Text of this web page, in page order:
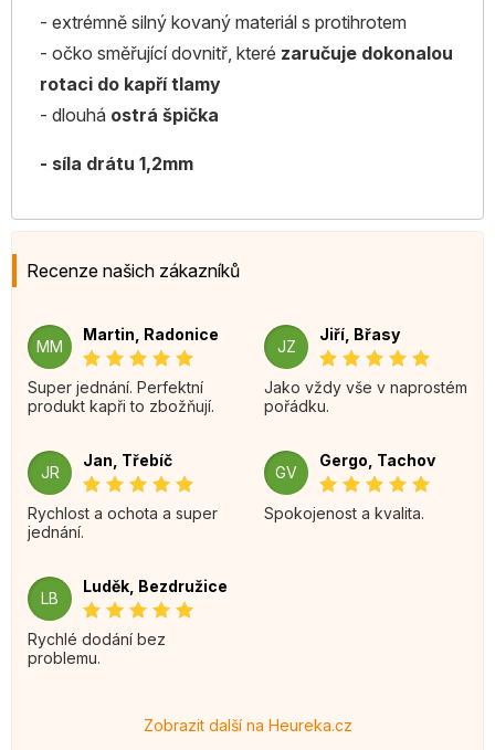
- extrémně silný kovaný materiál s protihrotem
- očko směřující dovnitř, které zaručuje dokonalou
rotaci do kapří tlamy
- dlouhá ostrá špička
- síla drátu 1,2mm
Recenze našich zákazníků
MM
Martin, Radonice
Super jednání. Perfektní
produkt kapři to zbožňují.
JZ
Jiří, Břasy
Jako vždy vše v naprostém
pořádku.
JR
Jan, Třebíč
Rychlost a ochota a super
jednání.
GV
Gergo, Tachov
Spokojenost a kvalita.
LB
Luděk, Bezdružice
Rychlé dodání bez
problemu.
Zobrazit další na Heureka.cz